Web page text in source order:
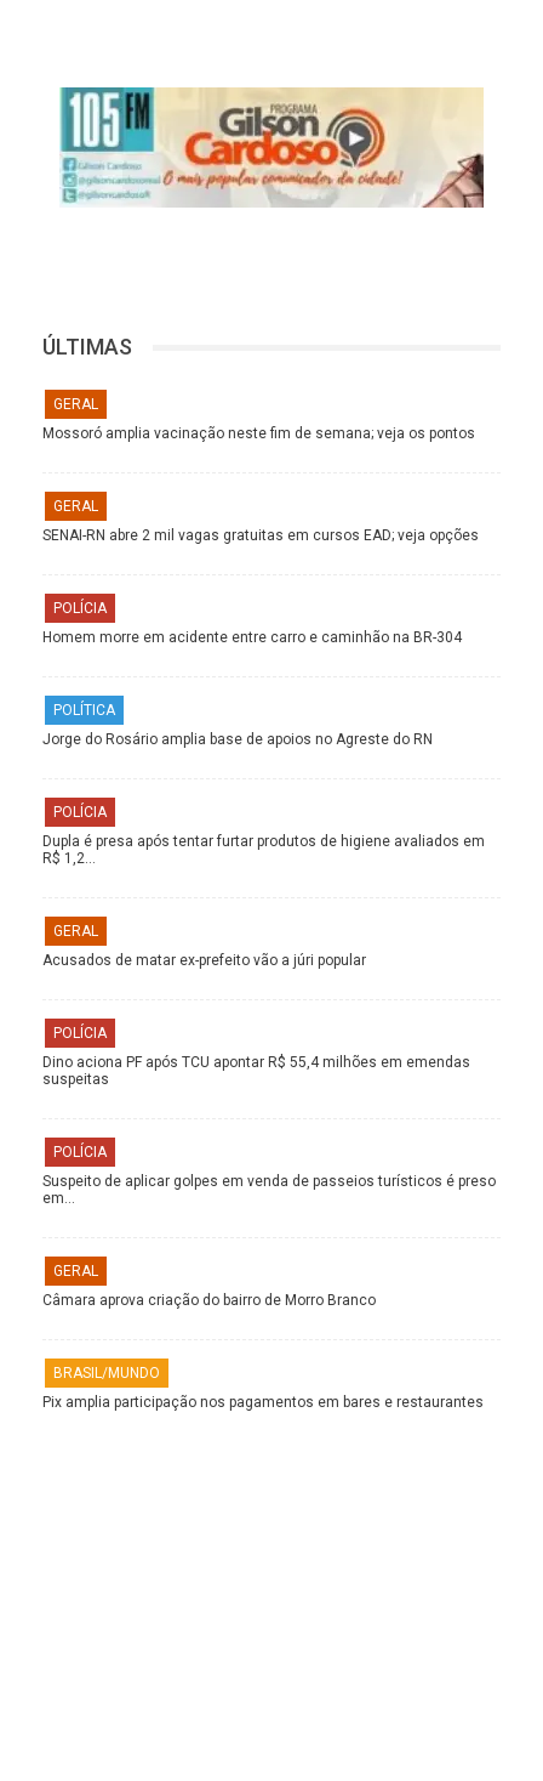
ÚLTIMAS
GERAL
Mossoró amplia vacinação neste fim de semana; veja os pontos
GERAL
SENAI-RN abre 2 mil vagas gratuitas em cursos EAD; veja opções
POLÍCIA
Homem morre em acidente entre carro e caminhão na BR-304
POLÍTICA
Jorge do Rosário amplia base de apoios no Agreste do RN
POLÍCIA
Dupla é presa após tentar furtar produtos de higiene avaliados em
R$ 1,2…
GERAL
Acusados de matar ex-prefeito vão a júri popular
POLÍCIA
Dino aciona PF após TCU apontar R$ 55,4 milhões em emendas
suspeitas
POLÍCIA
Suspeito de aplicar golpes em venda de passeios turísticos é preso
em…
GERAL
Câmara aprova criação do bairro de Morro Branco
BRASIL/MUNDO
Pix amplia participação nos pagamentos em bares e restaurantes